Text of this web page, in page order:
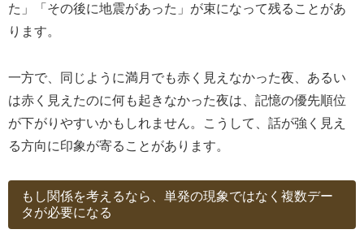
た」「その後に地震があった」が束になって残ることがあ
ります。
一方で、同じように満月でも赤く見えなかった夜、あるい
は赤く見えたのに何も起きなかった夜は、記憶の優先順位
が下がりやすいかもしれません。こうして、話が強く見え
る方向に印象が寄ることがあります。
もし関係を考えるなら、単発の現象ではなく複数デー
タが必要になる